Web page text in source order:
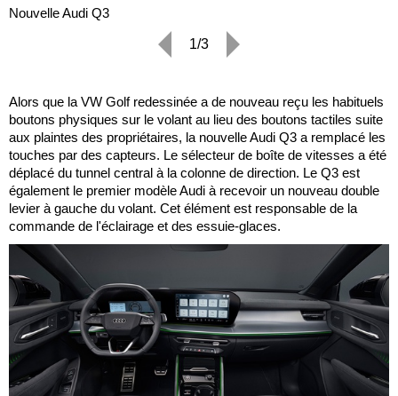
Nouvelle Audi Q3
1/3
Alors que la VW Golf redessinée a de nouveau reçu les habituels
boutons physiques sur le volant au lieu des boutons tactiles suite
aux plaintes des propriétaires, la nouvelle Audi Q3 a remplacé les
touches par des capteurs. Le sélecteur de boîte de vitesses a été
déplacé du tunnel central à la colonne de direction. Le Q3 est
également le premier modèle Audi à recevoir un nouveau double
levier à gauche du volant. Cet élément est responsable de la
commande de l'éclairage et des essuie-glaces.